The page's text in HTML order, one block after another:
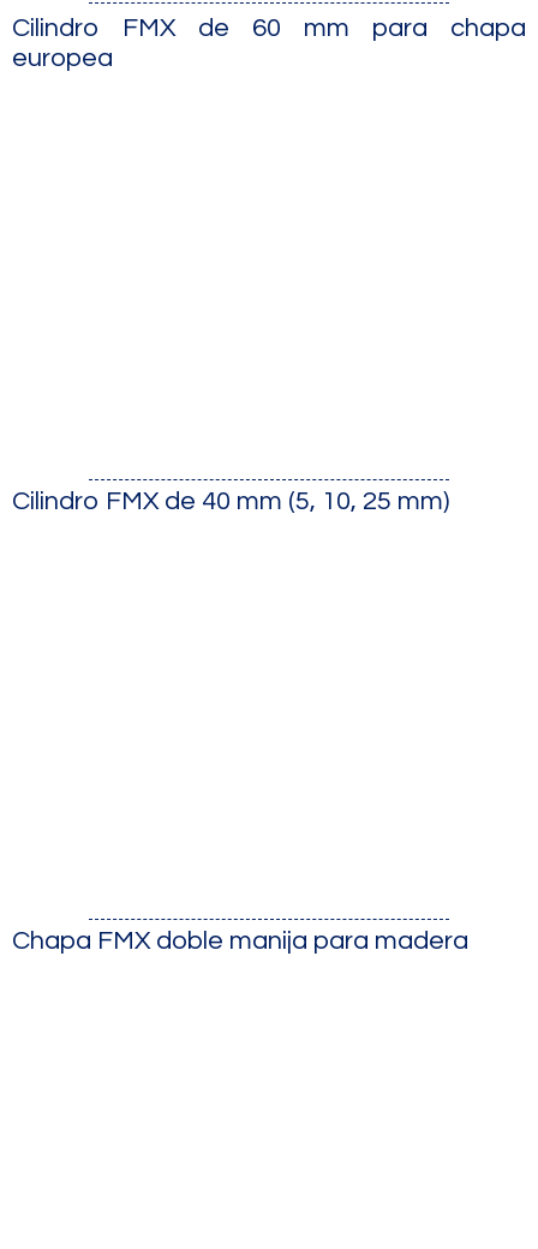
Cilindro FMX de 60 mm para chapa
europea
Cilindro FMX de 40 mm (5, 10, 25 mm)
Chapa FMX doble manija para madera